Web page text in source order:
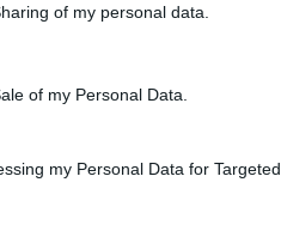
of my personal data.
of my Personal Data.
my Personal Data for Targeted